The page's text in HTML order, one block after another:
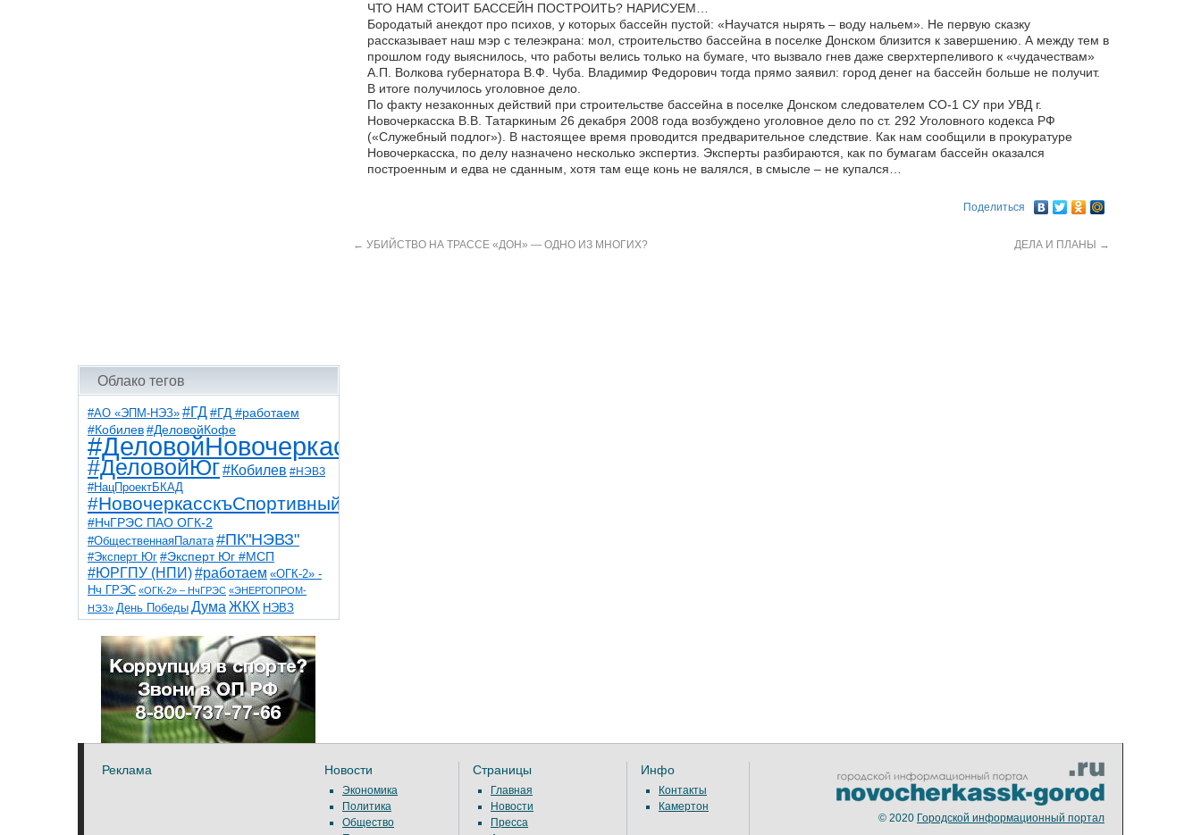
Облако тегов
#АО «ЭПМ-НЭЗ» #ГД #ГД #работаем
#Кобилев #ДеловойКофе
#ДеловойНовочеркасск
#ДеловойЮг#Кобилев #НЭВЗ
#НацПроектБКАД
#НовочеркасскъСпортивный
#НчГРЭС ПАО ОГК-2
#ОбщественнаяПалата #ПК"НЭВЗ"
#Эксперт Юг #Эксперт Юг #МСП
#ЮРГПУ (НПИ)#работаем «ОГК-2» -
Нч ГРЭС «ОГК-2» – НчГРЭС «ЭНЕРГОПРОМ-
НЭЗ» День Победы Дума ЖКХ НЭВЗ
НчГРЭС ТНТ
благоустройствоветераны выборы
детидороги казаки коррупция космос
общественная палата парк пожар роща
спорт театр транспорт художники
ЧТО НАМ СТОИТ БАССЕЙН ПОСТРОИТЬ? НАРИСУЕМ…
Бородатый анекдот про психов, у которых бассейн пустой: «Научатся нырять – воду нальем». Не первую сказку
рассказывает наш мэр с телеэкрана: мол, строительство бассейна в поселке Донском близится к завершению. А между тем в
прошлом году выяснилось, что работы велись только на бумаге, что вызвало гнев даже сверхтерпеливого к «чудачествам»
А.П. Волкова губернатора В.Ф. Чуба. Владимир Федорович тогда прямо заявил: город денег на бассейн больше не получит.
В итоге получилось уголовное дело.
По факту незаконных действий при строительстве бассейна в поселке Донском следователем СО-1 СУ при УВД г.
Новочеркасска В.В. Татаркиным 26 декабря 2008 года возбуждено уголовное дело по ст. 292 Уголовного кодекса РФ
(«Служебный подлог»). В настоящее время проводится предварительное следствие. Как нам сообщили в прокуратуре
Новочеркасска, по делу назначено несколько экспертиз. Эксперты разбираются, как по бумагам бассейн оказался
построенным и едва не сданным, хотя там еще конь не валялся, в смысле – не купался…
Поделиться
← УБИЙСТВО НА ТРАССЕ «ДОН» — ОДНО ИЗ МНОГИХ? ДЕЛА И ПЛАНЫ →
Реклама Новости
Экономика
Политика
Общество
Страницы
Главная
Новости
Пресса
Инфо
Контакты
Камертон
© 2020 Городской информационный портал